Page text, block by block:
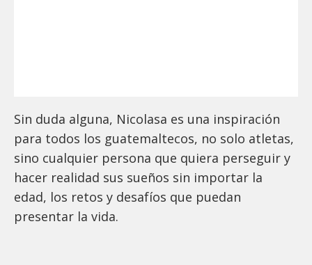
Sin duda alguna, Nicolasa es una inspiración
para todos los guatemaltecos, no solo atletas,
sino cualquier persona que quiera perseguir y
hacer realidad sus sueños sin importar la
edad, los retos y desafíos que puedan
presentar la vida.